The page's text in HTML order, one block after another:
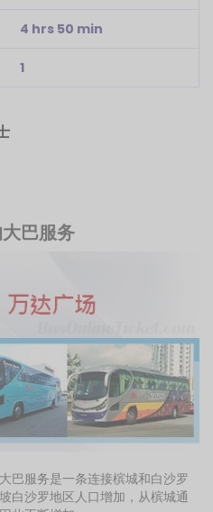
4 hrs 50 min
1
巴服务
巴服务是一条连接槟城和白沙罗
白沙罗地区人口增加，从槟城通